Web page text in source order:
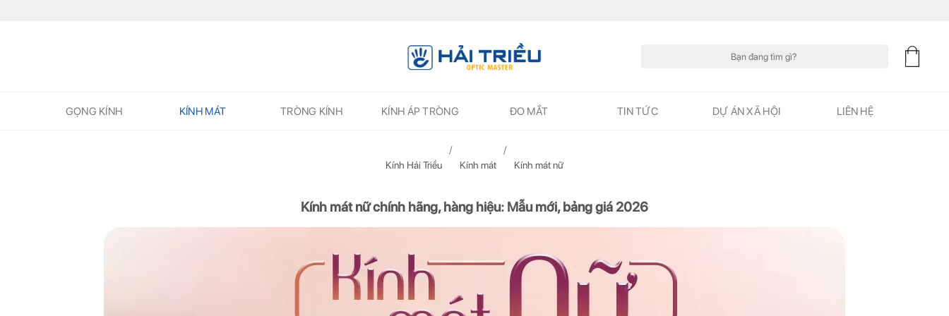
GỌNG KÍNH KÍNH MÁT TRÒNG KÍNH KÍNH ÁP TRÒNG ĐO MẮT TIN TỨC DỰ ÁN XÃ HỘI LIÊN HỆ
Kính Hải Triều Kính mát Kính mát nữ
Kính mát nữ chính hãng, hàng hiệu: Mẫu mới, bảng giá 2026